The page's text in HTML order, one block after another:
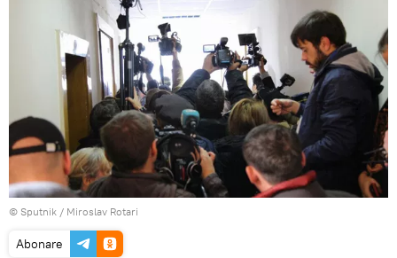
© Sputnik / Miroslav Rotari
Abonare